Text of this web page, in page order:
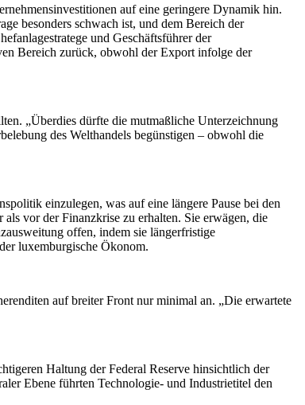
auf eine geringere Dynamik hin.
besonders schwach ist, und dem Bereich der
und Geschäftsführer der
Bereich zurück, obwohl der Export infolge der
„Überdies dürfte die mutmaßliche Unterzeichnung
des Welthandels begünstigen – obwohl die
einzulegen, was auf eine längere Pause bei den
vor der Finanzkrise zu erhalten. Sie erwägen, die
offen, indem sie längerfristige
luxemburgische Ökonom.
auf breiter Front nur minimal an. „Die erwartete
Haltung der Federal Reserve hinsichtlich der
Ebene führten Technologie- und Industrietitel den